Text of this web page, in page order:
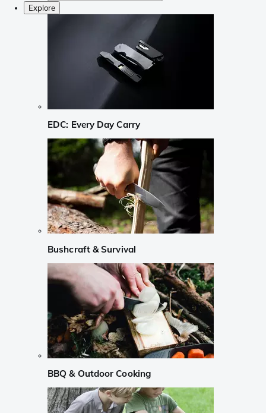
Explore
EDC: Every Day Carry
Bushcraft & Survival
BBQ & Outdoor Cooking